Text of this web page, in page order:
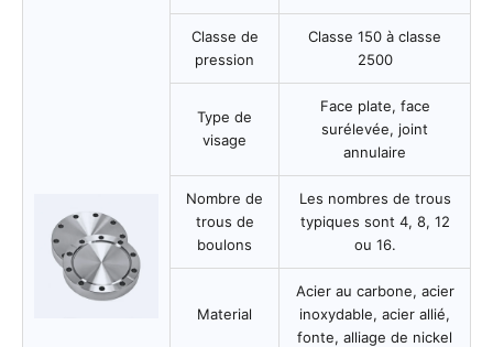
Classe de
pression
Classe 150 à classe
2500
Type de
visage
Face plate, face
surélevée, joint
annulaire
Nombre de
trous de
boulons
Les nombres de trous
typiques sont 4, 8, 12
ou 16.
Material
Acier au carbone, acier
inoxydable, acier allié,
fonte, alliage de nickel